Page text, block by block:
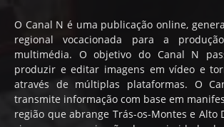
O Canal N é uma publicação online,
regional vocacionada para a
multimédia. O objetivo do Canal N
produzir e editar imagens em vídeo e
através de múltiplas plataformas. O
transmite informação com base em
região que abrange Trás-os-Montes e Alto